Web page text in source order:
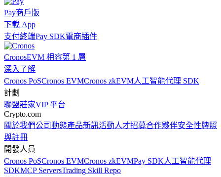
Pay商戶版
下載 App
支付終端Pay SDK電商插件
CronosEVM 相容第 1 層
深入了解
Cronos PoSCronos EVMCronos zkEVM人工智能代理 SDK
計劃
聯盟莊家VIP 平台
Crypto.com
關於我們公司動態產品新訊活動人才招募合作夥伴安全性牌照
與註冊
開發人員
Cronos PoSCronos EVMCronos zkEVMPay SDK人工智能代理
SDKMCP ServersTrading Skill Repo